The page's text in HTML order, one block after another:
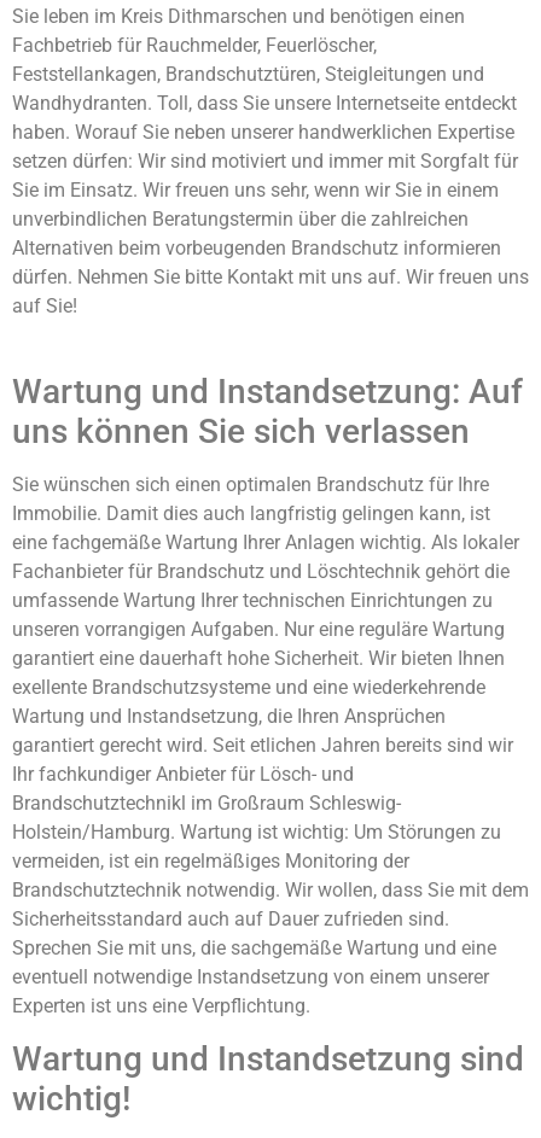
Sie leben im Kreis Dithmarschen und benötigen einen
Fachbetrieb für Rauchmelder, Feuerlöscher,
Feststellankagen, Brandschutztüren, Steigleitungen und
Wandhydranten. Toll, dass Sie unsere Internetseite entdeckt
haben. Worauf Sie neben unserer handwerklichen Expertise
setzen dürfen: Wir sind motiviert und immer mit Sorgfalt für
Sie im Einsatz. Wir freuen uns sehr, wenn wir Sie in einem
unverbindlichen Beratungstermin über die zahlreichen
Alternativen beim vorbeugenden Brandschutz informieren
dürfen. Nehmen Sie bitte Kontakt mit uns auf. Wir freuen uns
auf Sie!
Wartung und Instandsetzung: Auf
uns können Sie sich verlassen
Sie wünschen sich einen optimalen Brandschutz für Ihre
Immobilie. Damit dies auch langfristig gelingen kann, ist
eine fachgemäße Wartung Ihrer Anlagen wichtig. Als lokaler
Fachanbieter für Brandschutz und Löschtechnik gehört die
umfassende Wartung Ihrer technischen Einrichtungen zu
unseren vorrangigen Aufgaben. Nur eine reguläre Wartung
garantiert eine dauerhaft hohe Sicherheit. Wir bieten Ihnen
exellente Brandschutzsysteme und eine wiederkehrende
Wartung und Instandsetzung, die Ihren Ansprüchen
garantiert gerecht wird. Seit etlichen Jahren bereits sind wir
Ihr fachkundiger Anbieter für Lösch- und
Brandschutztechnikl im Großraum Schleswig-
Holstein/Hamburg. Wartung ist wichtig: Um Störungen zu
vermeiden, ist ein regelmäßiges Monitoring der
Brandschutztechnik notwendig. Wir wollen, dass Sie mit dem
Sicherheitsstandard auch auf Dauer zufrieden sind.
Sprechen Sie mit uns, die sachgemäße Wartung und eine
eventuell notwendige Instandsetzung von einem unserer
Experten ist uns eine Verpflichtung.
Wartung und Instandsetzung sind
wichtig!